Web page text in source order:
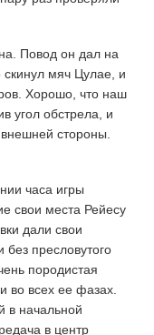
Повод он дал на
скинул мяч Цулае, и
Хорошо, что наш
угол обстрела, и
стороны.
часа игры
свои места Рейесу
дали свои
пресловутого
породистая
во всех ее фазах.
в начальной
в центр